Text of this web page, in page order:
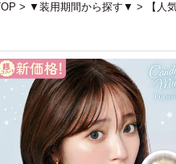
▼装用期間から探す▼ 【人